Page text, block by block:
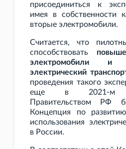
присоединиться к
имея в собственности
вторые электромобили.
Считается, что
способствовать
электромобили и
электрический
проведения такого
еще в 2021-м
Правительством
РФ
Концепция по
использования
в России.